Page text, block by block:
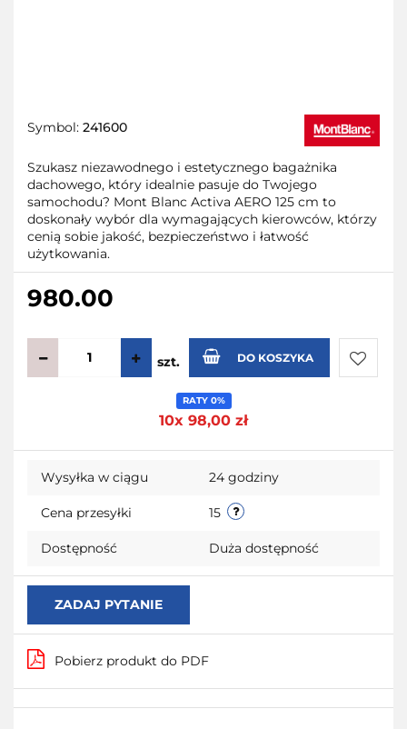
Symbol: 241600
Szukasz niezawodnego i estetycznego bagażnika
dachowego, który idealnie pasuje do Twojego
samochodu? Mont Blanc Activa AERO 125 cm to
doskonały wybór dla wymagających kierowców, którzy
cenią sobie jakość, bezpieczeństwo i łatwość
użytkowania.
980.00
szt. DO KOSZYKA
RATY 0%
10x 98,00 zł
Wysyłka w ciągu 24 godziny
Cena przesyłki 15
Dostępność Duża dostępność
ZADAJ PYTANIE
Pobierz produkt do PDF